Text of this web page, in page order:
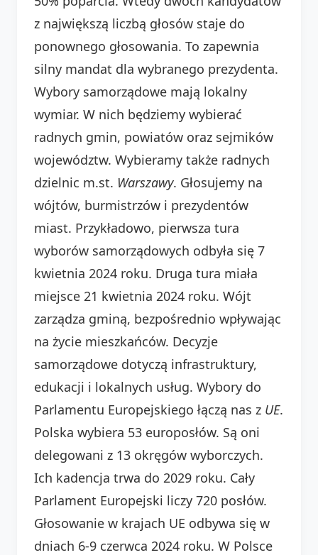
z największą liczbą głosów staje do
ponownego głosowania. To zapewnia
silny mandat dla wybranego prezydenta.
Wybory samorządowe mają lokalny
wymiar. W nich będziemy wybierać
radnych gmin, powiatów oraz sejmików
województw. Wybieramy także radnych
dzielnic m.st. Warszawy. Głosujemy na
wójtów, burmistrzów i prezydentów
miast. Przykładowo, pierwsza tura
wyborów samorządowych odbyła się 7
kwietnia 2024 roku. Druga tura miała
miejsce 21 kwietnia 2024 roku. Wójt
zarządza gminą, bezpośrednio wpływając
na życie mieszkańców. Decyzje
samorządowe dotyczą infrastruktury,
edukacji i lokalnych usług. Wybory do
Parlamentu Europejskiego łączą nas z UE.
Polska wybiera 53 europosłów. Są oni
delegowani z 13 okręgów wyborczych.
Ich kadencja trwa do 2029 roku. Cały
Parlament Europejski liczy 720 posłów.
Głosowanie w krajach UE odbywa się w
dniach 6-9 czerwca 2024 roku. W Polsce